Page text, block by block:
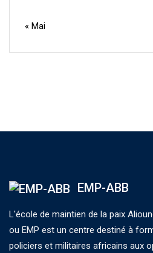
« Mai
EMP-ABB
L'école de maintien de la paix
ou EMP est un centre destiné à
policiers et militaires africains aux